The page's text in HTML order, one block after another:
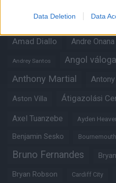
Data Deletion Data
Amad Diallo Andre Onana
Andrey Santos Angol
Anthony Martial Antony
Aston Villa Átigazolási
Axel Tuanzebe Ayden
Benjamin Sesko Bournemouth
Bruno Fernandes
Bryan Robson Cardiff City